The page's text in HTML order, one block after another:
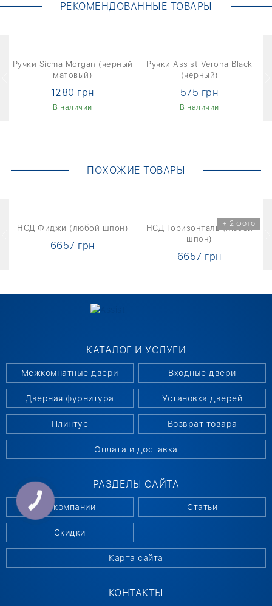
РЕКОМЕНДОВАННЫЕ ТОВАРЫ
Ручки Sicma Morgan (черный
матовый)
1280 грн
В наличии
Ручки Assist Verona Black
(черный)
575 грн
В наличии
ПОХОЖИЕ ТОВАРЫ
НСД Фиджи (любой шпон)
6657 грн
+ 2 фото
НСД Горизонталь (любой
шпон)
6657 грн
КАТАЛОГ И УСЛУГИ
Межкомнатные двери Входные двери
Дверная фурнитура Установка дверей
Плинтус Возврат товара
Оплата и доставка
РАЗДЕЛЫ САЙТА
О компании Статьи
Скидки
Карта сайта
КОНТАКТЫ
КНОПКА
СВЯЗИ